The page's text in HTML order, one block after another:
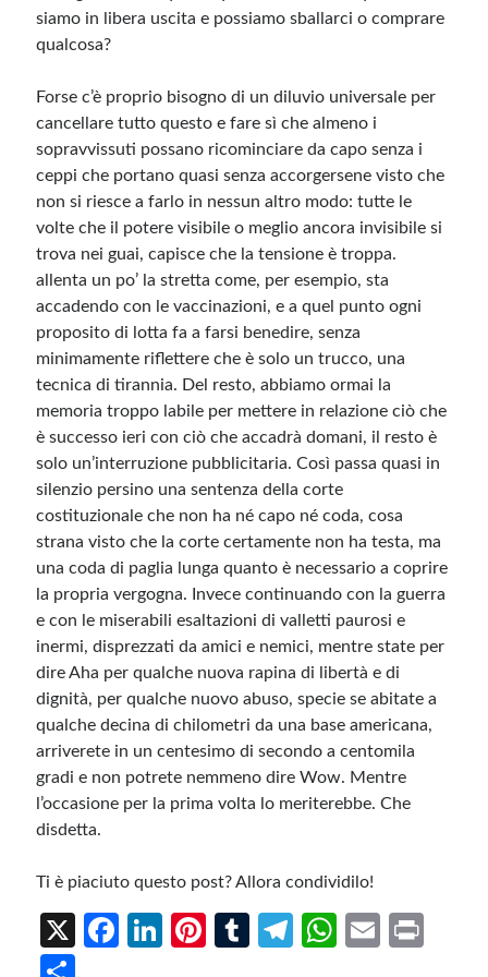
siamo in libera uscita e possiamo sballarci o comprare
qualcosa?
Forse c’è proprio bisogno di un diluvio universale per
cancellare tutto questo e fare sì che almeno i
sopravvissuti possano ricominciare da capo senza i
ceppi che portano quasi senza accorgersene visto che
non si riesce a farlo in nessun altro modo: tutte le
volte che il potere visibile o meglio ancora invisibile si
trova nei guai, capisce che la tensione è troppa.
allenta un po’ la stretta come, per esempio, sta
accadendo con le vaccinazioni, e a quel punto ogni
proposito di lotta fa a farsi benedire, senza
minimamente riflettere che è solo un trucco, una
tecnica di tirannia. Del resto, abbiamo ormai la
memoria troppo labile per mettere in relazione ciò che
è successo ieri con ciò che accadrà domani, il resto è
solo un’interruzione pubblicitaria. Così passa quasi in
silenzio persino una sentenza della corte
costituzionale che non ha né capo né coda, cosa
strana visto che la corte certamente non ha testa, ma
una coda di paglia lunga quanto è necessario a coprire
la propria vergogna. Invece continuando con la guerra
e con le miserabili esaltazioni di valletti paurosi e
inermi, disprezzati da amici e nemici, mentre state per
dire Aha per qualche nuova rapina di libertà e di
dignità, per qualche nuovo abuso, specie se abitate a
qualche decina di chilometri da una base americana,
arriverete in un centesimo di secondo a centomila
gradi e non potrete nemmeno dire Wow. Mentre
l’occasione per la prima volta lo meriterebbe. Che
disdetta.
Ti è piaciuto questo post? Allora condividilo!
X
Fa
Li
Pi
T
Te
W
E